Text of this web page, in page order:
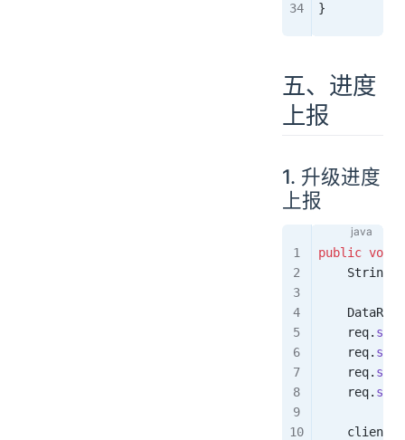
}
五、进度
上报
1. 升级进度
上报
public void
    String
    DataReq
    req
.
    req
.
    req
.
    req
.
    client